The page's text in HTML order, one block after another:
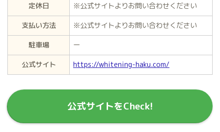
定休日
※公式サイトよりお問い合わせください
支払い方法
※公式サイトよりお問い合わせください
駐車場
ー
公式サイト
https://whitening-haku.com/
公式サイトをCheck!